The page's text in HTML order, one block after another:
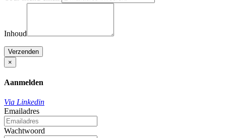
Inhoud
Verzenden
×
Aanmelden
Via Linkedin
Emailadres
Wachtwoord